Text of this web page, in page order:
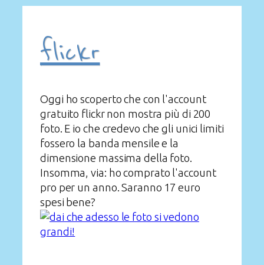
flickr
Oggi ho scoperto che con l'account
gratuito flickr non mostra più di 200
foto. E io che credevo che gli unici limiti
fossero la banda mensile e la
dimensione massima della foto.
Insomma, via: ho comprato l'account
pro per un anno. Saranno 17 euro
spesi bene?